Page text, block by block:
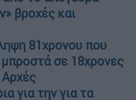
βροχές και
81χρονου που
μπροστά σε 18χρονες
για την για τα